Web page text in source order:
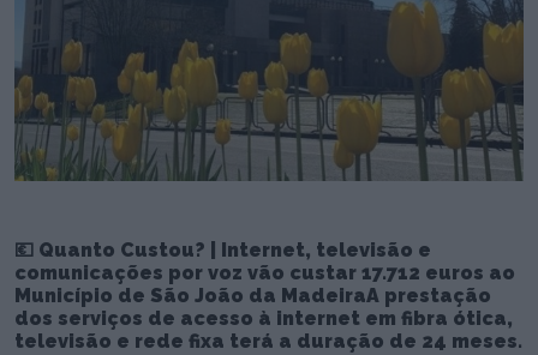
💶 Quanto Custou? | Internet, televisão e
comunicações por voz vão custar 17.712 euros ao
Município de São João da MadeiraA prestação
dos serviços de acesso à internet em fibra ótica,
televisão e rede fixa terá a duração de 24 meses.